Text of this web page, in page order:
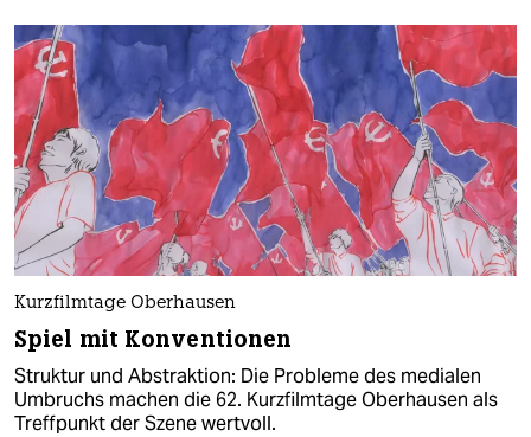
Kurzfilmtage Oberhausen
Spiel mit Konventionen
Struktur und Abstraktion: Die Probleme des medialen
Umbruchs machen die 62. Kurzfilmtage Oberhausen als
Treffpunkt der Szene wertvoll.